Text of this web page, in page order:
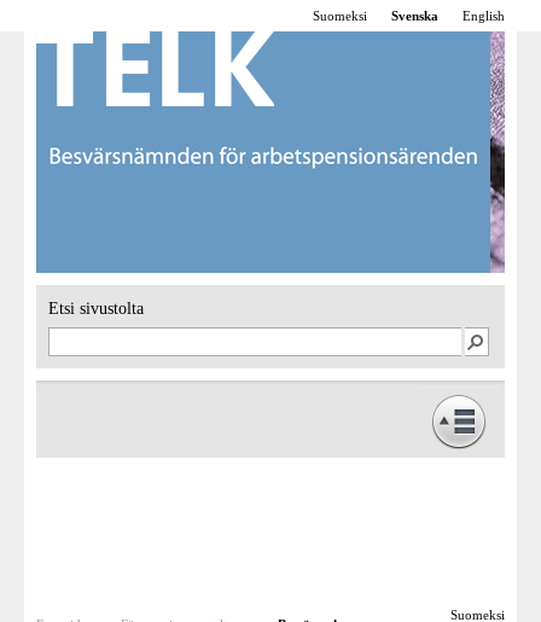
Suomeksi Svenska English
Etsi sivustolta
Suomeksi